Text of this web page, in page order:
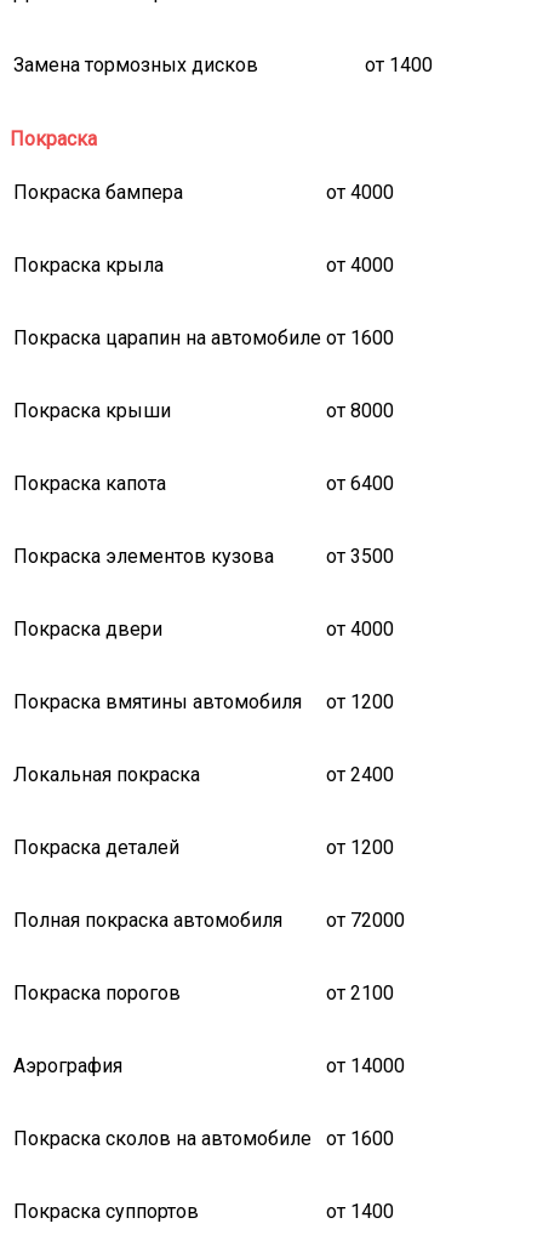
Замена тормозных дисков от 1400
Покраска
Покраска бампера от 4000
Покраска крыла от 4000
Покраска царапин на автомобиле от 1600
Покраска крыши от 8000
Покраска капота от 6400
Покраска элементов кузова от 3500
Покраска двери от 4000
Покраска вмятины автомобиля от 1200
Локальная покраска от 2400
Покраска деталей от 1200
Полная покраска автомобиля от 72000
Покраска порогов от 2100
Аэрография от 14000
Покраска сколов на автомобиле от 1600
Покраска суппортов от 1400